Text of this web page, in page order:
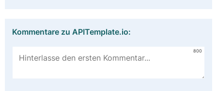
Kommentare zu APITemplate.io:
800